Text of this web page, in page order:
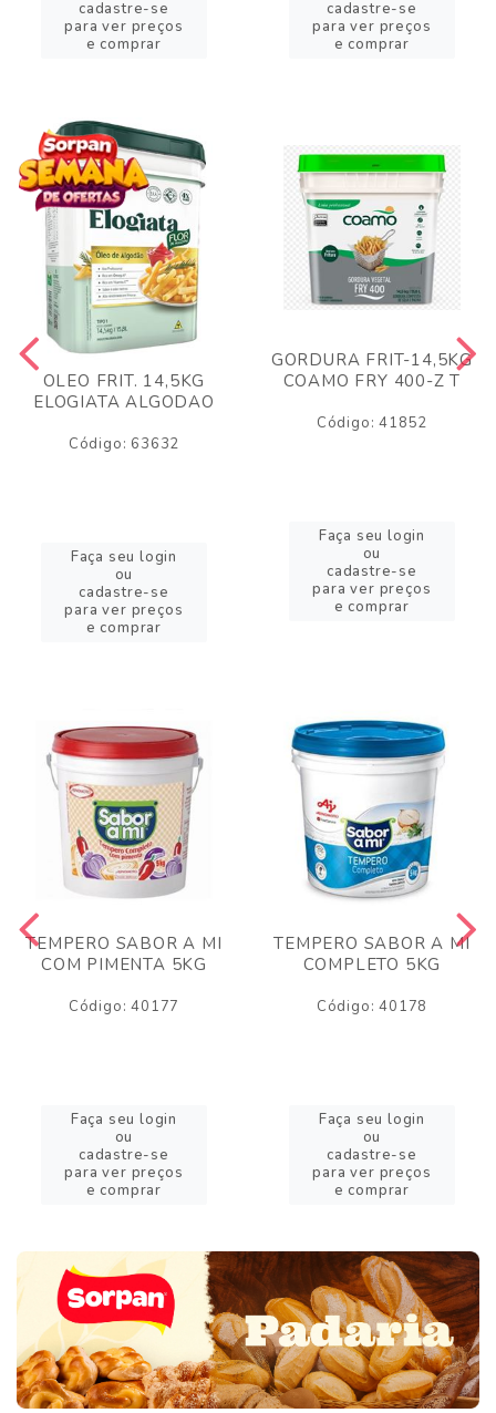
cadastre-se
para ver preços
e comprar
cadastre-se
para ver preços
e comprar
OLEO FRIT. 14,5KG
ELOGIATA ALGODAO
Código: 63632
Faça seu login
ou
cadastre-se
para ver preços
e comprar
GORDURA FRIT-14,5KG
COAMO FRY 400-Z T
Código: 41852
Faça seu login
ou
cadastre-se
para ver preços
e comprar
TEMPERO SABOR A MI
COM PIMENTA 5KG
Código: 40177
Faça seu login
ou
cadastre-se
para ver preços
e comprar
TEMPERO SABOR A MI
COMPLETO 5KG
Código: 40178
Faça seu login
ou
cadastre-se
para ver preços
e comprar